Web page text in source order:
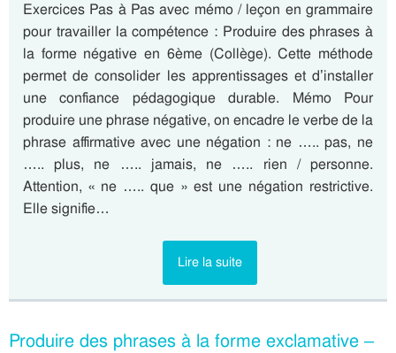
Exercices Pas à Pas avec mémo / leçon en grammaire
pour travailler la compétence : Produire des phrases à
la forme négative en 6ème (Collège). Cette méthode
permet de consolider les apprentissages et d’installer
une confiance pédagogique durable. Mémo Pour
produire une phrase négative, on encadre le verbe de la
phrase affirmative avec une négation : ne ….. pas, ne
….. plus, ne ….. jamais, ne ….. rien / personne.
Attention, « ne ….. que » est une négation restrictive.
Elle signifie…
Lire la suite
Produire des phrases à la forme exclamative –